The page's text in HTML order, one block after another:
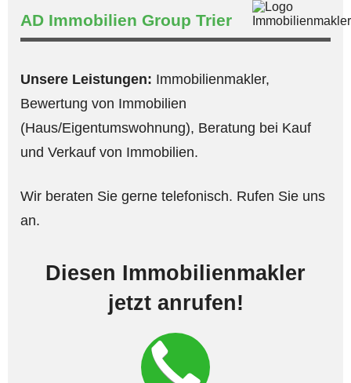
AD Immobilien Group Trier
Unsere Leistungen: Immobilienmakler,
Bewertung von Immobilien
(Haus/Eigentumswohnung), Beratung bei Kauf
und Verkauf von Immobilien.
Wir beraten Sie gerne telefonisch. Rufen Sie uns
an.
Diesen Immobilienmakler
jetzt anrufen!